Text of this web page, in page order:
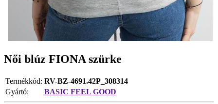
Női blúz FIONA szürke
Termékkód: RV-BZ-4691.42P_308314
Gyártó:
BASIC FEEL GOOD